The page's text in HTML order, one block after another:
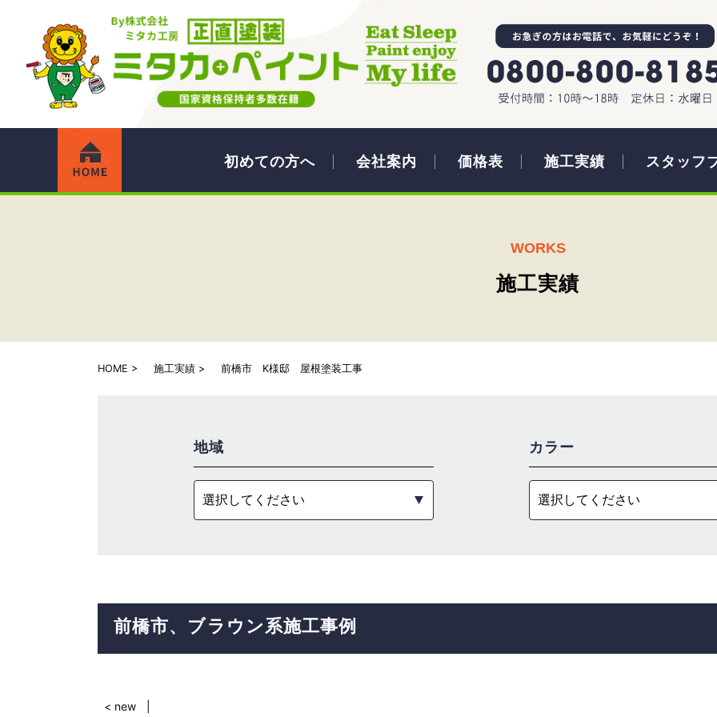
初めての方へ 会社案内 価格表 施工実績 スタッフ
WORKS
施工実績
HOME 施工実績 前橋市 K様邸 屋根塗装工事
地域
選択してください
カラー
選択してください
前橋市 ブラウン系施工事例
< new